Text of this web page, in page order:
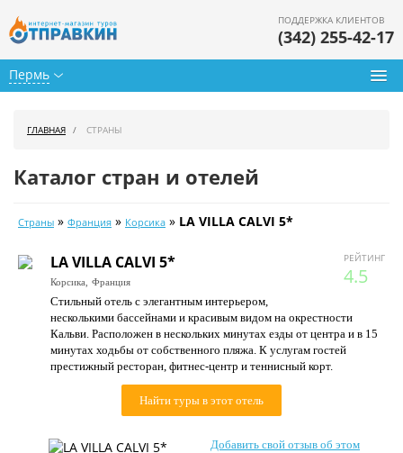
Пермь
ПОДДЕРЖКА КЛИЕНТОВ
(342) 255-42-17
Календарь туров
Цены дня
Страны
Как купить
ГЛАВНАЯ СТРАНЫ
Каталог стран и отелей
Страны » Франция » Корсика » LA VILLA CALVI 5*
РЕЙТИНГ
4.5
LA VILLA CALVI 5*
Корсика, Франция
Стильный отель с элегантным интерьером,
несколькими бассейнами и красивым видом на окрестности
Кальви. Расположен в нескольких минутах езды от центра и в 15
минутах ходьбы от собственного пляжа. К услугам гостей
престижный ресторан, фитнес-центр и теннисный корт.
Найти туры в этот отель
Добавить свой отзыв об этом